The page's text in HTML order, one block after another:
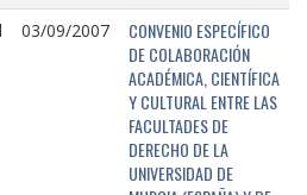
03/09/2007
CONVENIO ESPECÍFICO
DE COLABORACIÓN
ACADÉMICA, CIENTÍFICA
Y CULTURAL ENTRE LAS
FACULTADES DE
DERECHO DE LA
UNIVERSIDAD DE